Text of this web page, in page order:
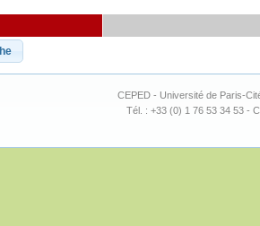
CEPED - Université de Paris-
Tél. : +33 (0) 1 76 53 34 53 -